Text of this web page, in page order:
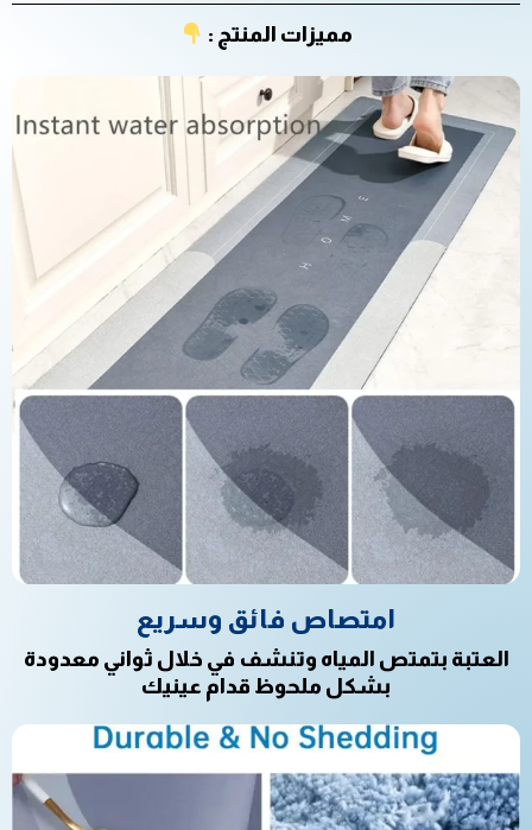
مميزات المنتج :
امتصاص فائق وسريع
العتبة بتمتص المياه وتنشف في خلال ثواني معدودة
بشكل ملحوظ قدام عينيك